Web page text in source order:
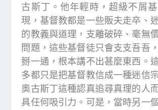
古斯丁。他年輕時，超級不屑
現，基督教都是一些販夫走卒、
的教義與道理，支離破碎、毫無
問題，這些基督徒只會支支吾吾
掰一通，根本講不出甚麼東西。
多都只是把基督教信成一種迷信
奧古斯丁這種認真追尋真理的人
具任何吸引力。可是，當時另一